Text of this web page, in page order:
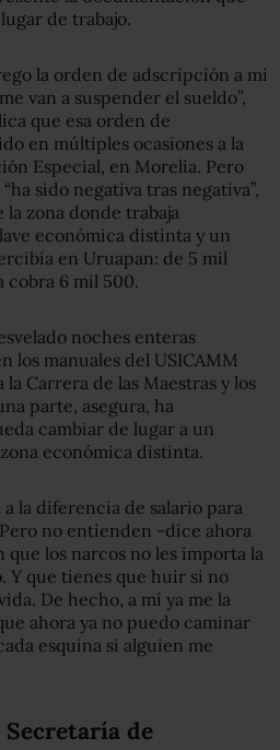
de trabajo.
la orden de adscripción a mi
van a suspender el sueldo”,
que esa orden de
en múltiples ocasiones a la
Especial, en Morelia. Pero
sido negativa tras negativa”,
zona donde trabaja
económica distinta y un
en Uruapan: de 5 mil
cobra 6 mil 500.
noches enteras
los manuales del USICAMM
Carrera de las Maestras y los
parte, asegura, ha
cambiar de lugar a un
económica distinta.
la diferencia de salario para
no entienden -dice ahora
los narcos no les importa la
Y que tienes que huir si no
De hecho, a mí ya me la
ahora ya no puedo caminar
esquina si alguien me
Secretaría de